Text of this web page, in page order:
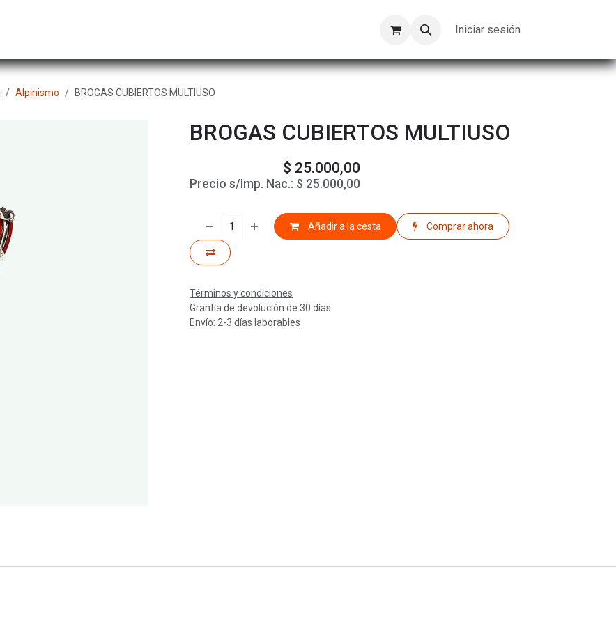
Trabajos Iniciar sesión
Alpinismo BROGAS CUBIERTOS MULTIUSO
BROGAS CUBIERTOS MULTIUSO
$ 25.000,00
Precio s/Imp. Nac.: $ 25.000,00
Añadir a la cesta Comprar ahora
Términos y condiciones
Grantía de devolución de 30 días
Envío: 2-3 días laborables